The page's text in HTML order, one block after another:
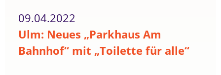
09.04.2022
Ulm: Neues „Parkhaus Am
Bahnhof“ mit „Toilette für alle“